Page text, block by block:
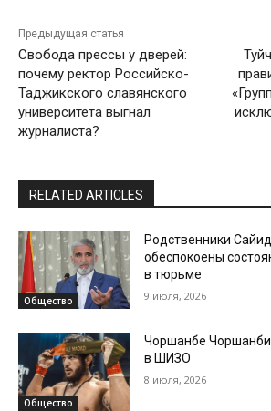
Предыдущая статья
Свобода прессы у дверей:
почему ректор Российско-
Таджикского славянского
университета выгнал
журналиста?
RELATED ARTICLES
Общество
Родственники
обеспокоены
в тюрьме
9 июля, 2026
Общество
Чоршанбе
в ШИЗО
8 июля, 2026